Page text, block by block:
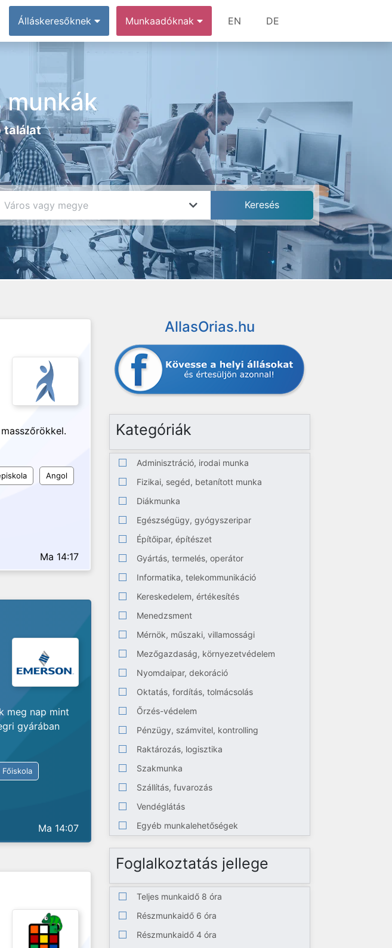
Álláskeresőknek Munkaadóknak EN DE
munkák
találat
Angol
Ma 14:17
meg nap mint
gyárában
Főiskola
Ma 14:07
AllasOrias.hu
Kategóriák
Adminisztráció, irodai munka
Fizikai, segéd, betanított munka
Diákmunka
Egészségügy, gyógyszeripar
Építőipar, építészet
Gyártás, termelés, operátor
Informatika, telekommunikáció
Kereskedelem, értékesítés
Menedzsment
Mérnök, műszaki, villamossági
Mezőgazdaság, környezetvédelem
Nyomdaipar, dekoráció
Oktatás, fordítás, tolmácsolás
Őrzés-védelem
Pénzügy, számvitel, kontrolling
Raktározás, logisztika
Szakmunka
Szállítás, fuvarozás
Vendéglátás
Egyéb munkalehetőségek
Foglalkoztatás jellege
Teljes munkaidő 8 óra
Részmunkaidő 6 óra
Részmunkaidő 4 óra